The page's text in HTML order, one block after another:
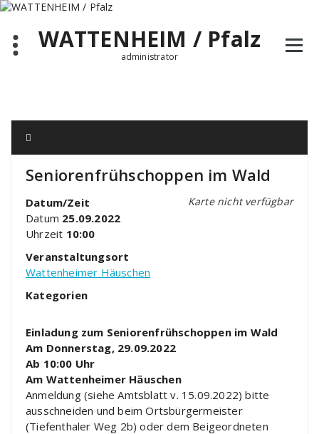
Zum
springenWATTENHEIM / Pfalz
administrator
Seniorenfrühschoppen im Wald
Karte nicht verfügbar
Datum/Zeit
Datum 25.09.2022
Uhrzeit 10:00
Veranstaltungsort
Wattenheimer Häuschen
Kategorien
Einladung zum Seniorenfrühschoppen im Wald
Am Donnerstag, 29.09.2022
Ab 10:00 Uhr
Am Wattenheimer Häuschen
Anmeldung (siehe Amtsblatt v. 15.09.2022) bitte
ausschneiden und beim Ortsbürgermeister
(Tiefenthaler Weg 2b) oder dem Beigeordneten